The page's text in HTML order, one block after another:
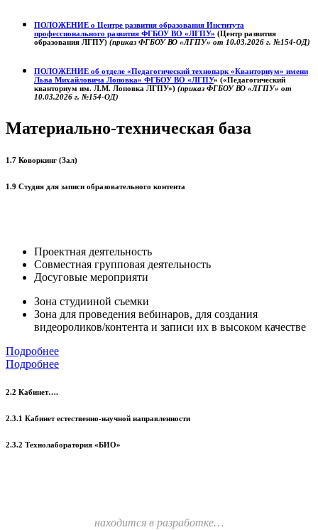
ПОЛОЖЕНИЕ о Центре развития образования Института
профессионального развития ФГБОУ ВО «ЛГПУ» (Центр развития
образования ЛГПУ) (приказ ФГБОУ ВО «ЛГПУ» от 10.03.2026 г. №154-ОД)
ПОЛОЖЕНИЕ об отделе «Педагогический технопарк «Кванториум» имени
Льва Михайловича Лоповка» ФГБОУ ВО «ЛГПУ» («Педагогический
кванториум им. Л.М. Лоповка ЛГПУ») (приказ ФГБОУ ВО «ЛГПУ» от
10.03.2026 г. №154-ОД)
Материально-техническая база
1.7 Коворкинг (Зал)
1.9 Студия для записи образовательного контента
Проектная деятельность
Совместная групповая деятельность
Досуговые мероприяти
Зона студииной съемки
Зона для проведения вебинаров, для создания
видеороликов/контента и записи их в высоком качестве
Подробнее
Подробнее
2.2 Кабинет….
2.3.1 Кабинет естественно-научной направленности
2.3.2 Технолаборатория «БИО»
находится в разработке…